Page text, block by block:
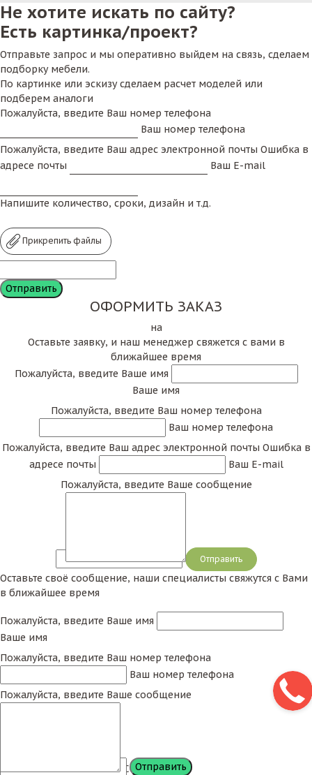
Не хотите искать по сайту?
Есть картинка/проект?
Отправьте запрос и мы оперативно выйдем на связь, сделаем
подборку мебели.
По картинке или эскизу сделаем расчет моделей или
подберем аналоги
Пожалуйста, введите Ваш номер телефона
Ваш номер телефона
Пожалуйста, введите Ваш адрес электронной почты Ошибка в
адресе почты
Ваш E-mail
Напишите количество, сроки, дизайн и т.д.
Прикрепить файлы
ОФОРМИТЬ ЗАКАЗ
на
Оставьте заявку, и наш менеджер свяжется с вами в
ближайшее время
Пожалуйста, введите Ваше имя
Ваше имя
Пожалуйста, введите Ваш номер телефона
Ваш номер телефона
Пожалуйста, введите Ваш адрес электронной почты Ошибка в
адресе почты
Ваш E-mail
Пожалуйста, введите Ваше сообщение
Сообщение
Оставьте своё сообщение, наши специалисты свяжутся с Вами
в ближайшее время
Пожалуйста, введите Ваше имя
Ваше имя
Пожалуйста, введите Ваш номер телефона
Ваш номер телефона
Пожалуйста, введите Ваше сообщение
Сообщение